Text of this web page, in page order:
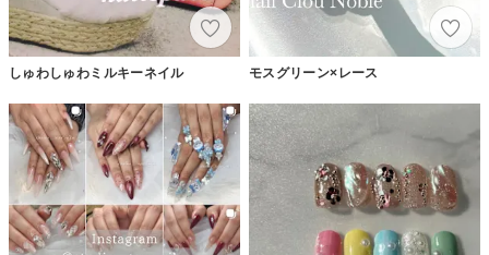
しゅわしゅわミルキーネイル モスグリーン×レース